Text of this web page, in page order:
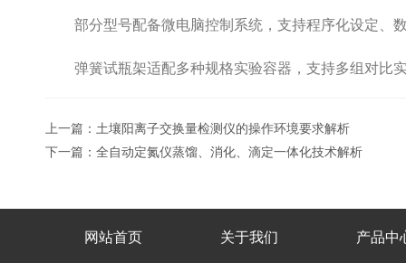
部分型号配备微电脑控制系统，支持程序化设定、
弹簧试瓶架适配多种规格实验容器，支持多组对比
上一篇： 土壤阳离子交换量检测仪的操作环境要求解析
下一篇： 全自动定氮仪蒸馏、消化、滴定一体化技术解析
网站首页 关于我们 产品中